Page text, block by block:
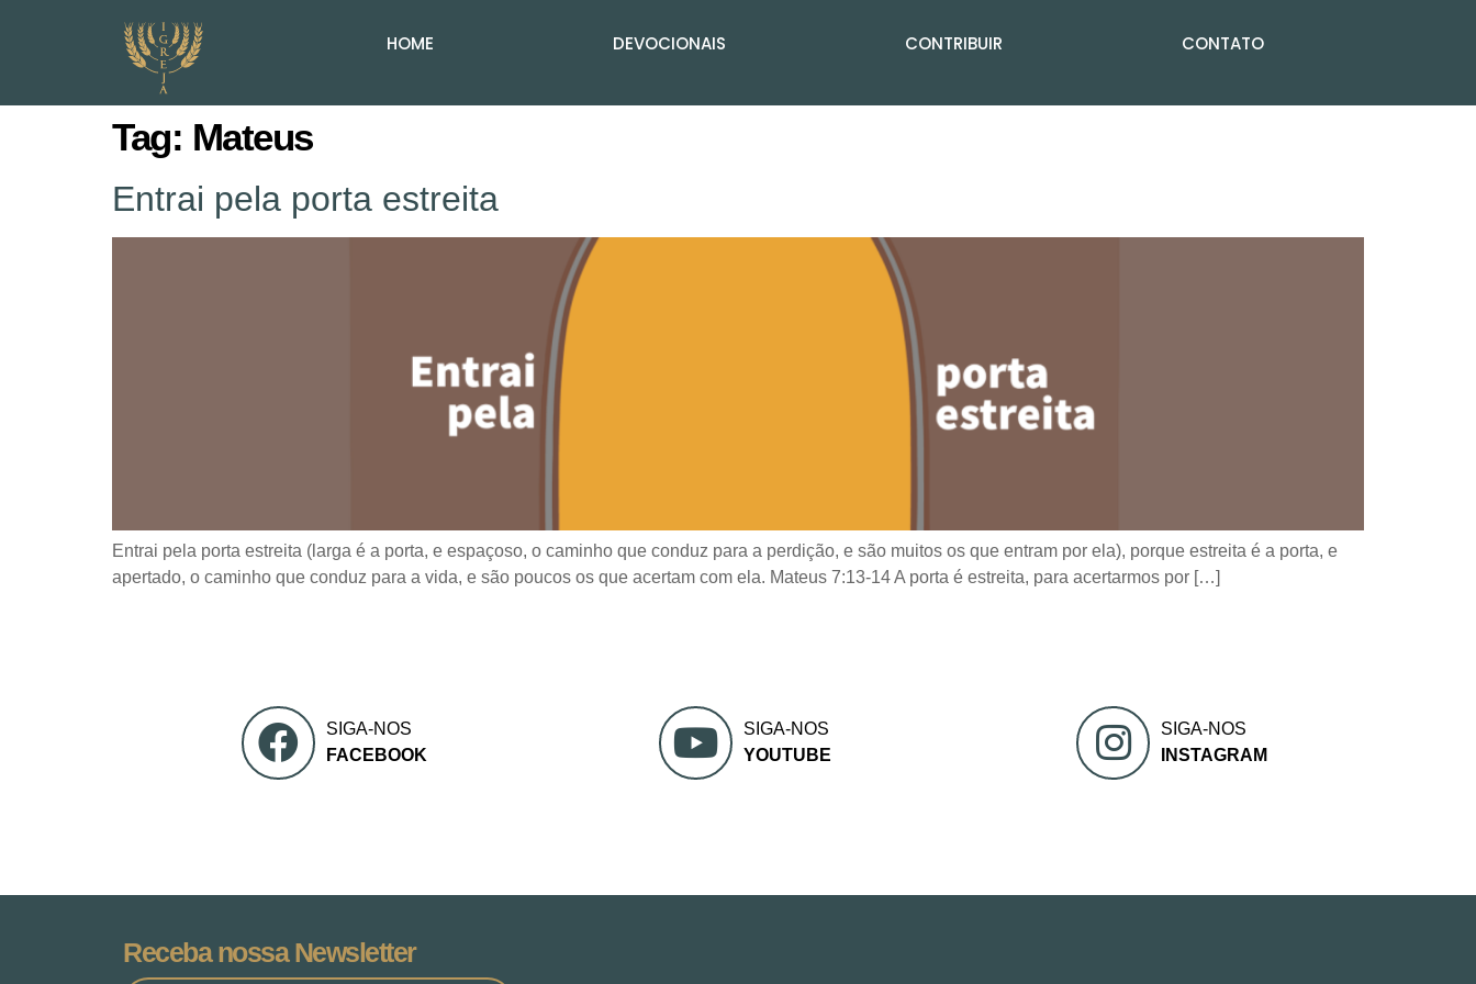
HOME DEVOCIONAIS CONTRIBUIR CONTATO
Tag: Mateus
Entrai pela porta estreita
Entrai pela porta estreita (larga é a porta, e espaçoso, o caminho que conduz para a perdição, e são muitos os que entram por ela), porque estreita é a porta, e
apertado, o caminho que conduz para a vida, e são poucos os que acertam com ela. Mateus 7:13-14 A porta é estreita, para acertarmos por […]
SIGA-NOS
FACEBOOK
SIGA-NOS
YOUTUBE
SIGA-NOS
INSTAGRAM
Receba nossa Newsletter